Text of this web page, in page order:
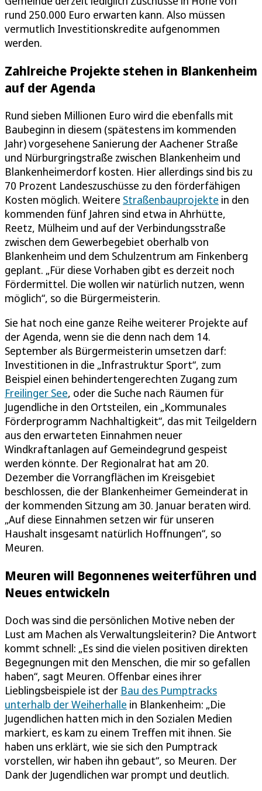
rund 250.000 Euro erwarten kann. Also müssen
vermutlich Investitionskredite aufgenommen
werden.
Zahlreiche Projekte stehen in Blankenheim
auf der Agenda
Rund sieben Millionen Euro wird die ebenfalls mit
Baubeginn in diesem (spätestens im kommenden
Jahr) vorgesehene Sanierung der Aachener Straße
und Nürburgringstraße zwischen Blankenheim und
Blankenheimerdorf kosten. Hier allerdings sind bis zu
70 Prozent Landeszuschüsse zu den förderfähigen
Kosten möglich. Weitere Straßenbauprojekte in den
kommenden fünf Jahren sind etwa in Ahrhütte,
Reetz, Mülheim und auf der Verbindungsstraße
zwischen dem Gewerbegebiet oberhalb von
Blankenheim und dem Schulzentrum am Finkenberg
geplant. „Für diese Vorhaben gibt es derzeit noch
Fördermittel. Die wollen wir natürlich nutzen, wenn
möglich“, so die Bürgermeisterin.
Sie hat noch eine ganze Reihe weiterer Projekte auf
der Agenda, wenn sie die denn nach dem 14.
September als Bürgermeisterin umsetzen darf:
Investitionen in die „Infrastruktur Sport“, zum
Beispiel einen behindertengerechten Zugang zum
Freilinger See, oder die Suche nach Räumen für
Jugendliche in den Ortsteilen, ein „Kommunales
Förderprogramm Nachhaltigkeit“, das mit Teilgeldern
aus den erwarteten Einnahmen neuer
Windkraftanlagen auf Gemeindegrund gespeist
werden könnte. Der Regionalrat hat am 20.
Dezember die Vorrangflächen im Kreisgebiet
beschlossen, die der Blankenheimer Gemeinderat in
der kommenden Sitzung am 30. Januar beraten wird.
„Auf diese Einnahmen setzen wir für unseren
Haushalt insgesamt natürlich Hoffnungen“, so
Meuren.
Meuren will Begonnenes weiterführen und
Neues entwickeln
Doch was sind die persönlichen Motive neben der
Lust am Machen als Verwaltungsleiterin? Die Antwort
kommt schnell: „Es sind die vielen positiven direkten
Begegnungen mit den Menschen, die mir so gefallen
haben“, sagt Meuren. Offenbar eines ihrer
Lieblingsbeispiele ist der Bau des Pumptracks
unterhalb der Weiherhalle in Blankenheim: „Die
Jugendlichen hatten mich in den Sozialen Medien
markiert, es kam zu einem Treffen mit ihnen. Sie
haben uns erklärt, wie sie sich den Pumptrack
vorstellen, wir haben ihn gebaut“, so Meuren. Der
Dank der Jugendlichen war prompt und deutlich.